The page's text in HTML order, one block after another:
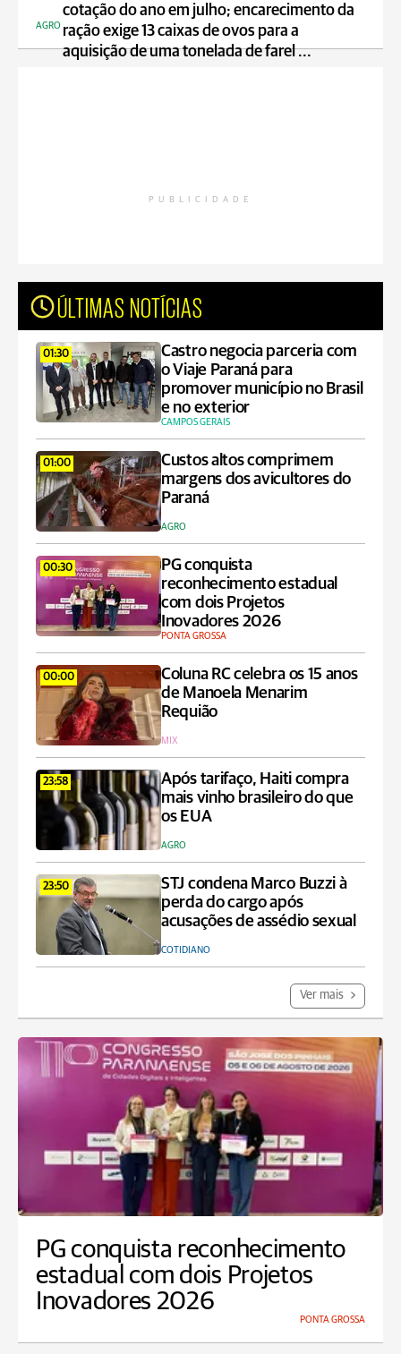
cotação do ano em julho; encarecimento da
ração exige 13 caixas de ovos para a
aquisição de uma tonelada de farel ...
AGRO
PUBLICIDADE
ÚLTIMAS NOTÍCIAS
01:30
Castro negocia parceria com
o Viaje Paraná para
promover município no Brasil
e no exterior
CAMPOS GERAIS
01:00
Custos altos comprimem
margens dos avicultores do
Paraná
AGRO
00:30
PG conquista
reconhecimento estadual
com dois Projetos
Inovadores 2026
PONTA GROSSA
00:00
Coluna RC celebra os 15 anos
de Manoela Menarim
Requião
MIX
23:58
Após tarifaço, Haiti compra
mais vinho brasileiro do que
os EUA
AGRO
23:50
STJ condena Marco Buzzi à
perda do cargo após
acusações de assédio sexual
COTIDIANO
Ver mais
PG conquista reconhecimento
estadual com dois Projetos
Inovadores 2026
PONTA GROSSA